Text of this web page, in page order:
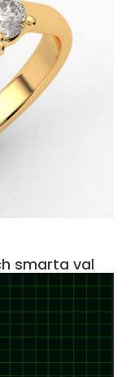
stil och smarta val